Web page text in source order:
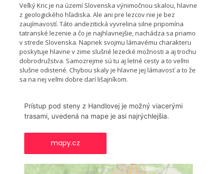
Veľký Kric je na území Slovenska výnimočnou skalou, hlavne
z geologického hľadiska. Ale ani pre lezcov nie je bez
zaujímavostí. Táto andezitická vyvrelina silne pripomína
tatranské lezenie a čo je najhlavnejšie, nachádza sa priamo
v strede Slovenska. Napriek svojmu lámavému charakteru
poskytuje hlavne v zime slušné lezecké možnosti a aj trochu
dobrodružstva. Samozrejme sú tu aj letné cesty a to veľmi
slušne odistené. Chybou skaly je hlavne jej lámavosť a to že
sa na nej veľmi dobre darí lišajníkom.
Prístup pod steny z Handlovej je možný viacerými
trasami, uvedená na mape je asi najrýchlejšia.
mapy.cz